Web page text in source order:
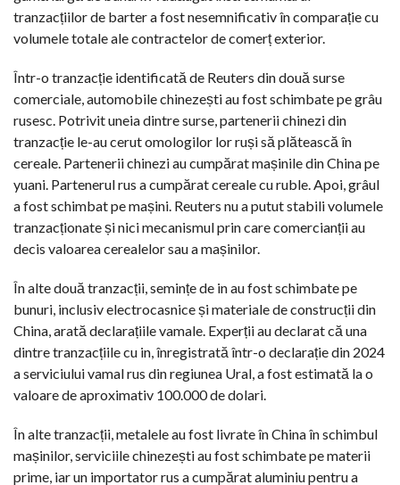
tranzacțiilor de barter a fost nesemnificativ în comparație cu
volumele totale ale contractelor de comerț exterior.
Într-o tranzacție identificată de Reuters din două surse
comerciale, automobile chinezești au fost schimbate pe grâu
rusesc. Potrivit uneia dintre surse, partenerii chinezi din
tranzacție le-au cerut omologilor lor ruși să plătească în
cereale. Partenerii chinezi au cumpărat mașinile din China pe
yuani. Partenerul rus a cumpărat cereale cu ruble. Apoi, grâul
a fost schimbat pe mașini. Reuters nu a putut stabili volumele
tranzacționate și nici mecanismul prin care comercianții au
decis valoarea cerealelor sau a mașinilor.
În alte două tranzacții, semințe de in au fost schimbate pe
bunuri, inclusiv electrocasnice și materiale de construcții din
China, arată declarațiile vamale. Experții au declarat că una
dintre tranzacțiile cu in, înregistrată într-o declarație din 2024
a serviciului vamal rus din regiunea Ural, a fost estimată la o
valoare de aproximativ 100.000 de dolari.
În alte tranzacții, metalele au fost livrate în China în schimbul
mașinilor, serviciile chinezești au fost schimbate pe materii
prime, iar un importator rus a cumpărat aluminiu pentru a